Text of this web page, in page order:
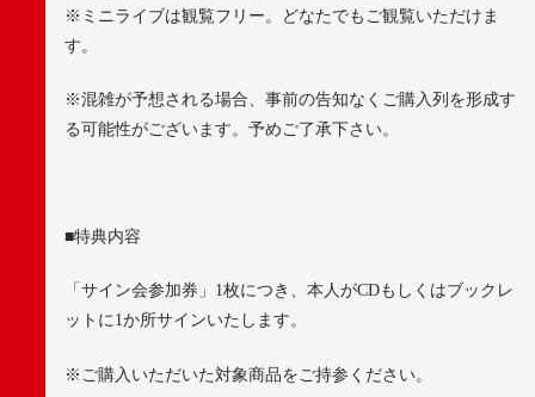
※ ミニライブは観覧フリー。どなたでもご観覧いただけま
す。
※混雑が予想される場合、事前の告知なくご購入列を形成す
る可能性がございます。予めご了承下さい。
■特典内容
「サイン会参加券」 1枚につき、本人がCDもしくはブックレ
ットに1か所サインいたします。
※ ご購入いただいた対象商品をご持参ください。